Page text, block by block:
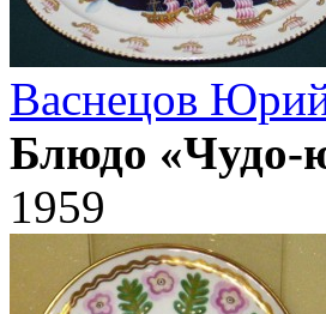
Васнецов
Блюдо «Чудо-
1959